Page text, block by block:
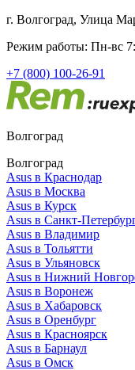
г. Волгоград, Улица
Режим работы: Пн-вс
+7 (800) 100-26-91
Волгоград
Волгоград
Asus в Краснодар
Asus в Москва
Asus в Курск
Asus в Санкт-
Asus в Владимир
Asus в Тольятти
Asus в Ульяновск
Asus в Нижний
Asus в Воронеж
Asus в Хабаровск
Asus в Оренбург
Asus в Красноярск
Asus в Барнаул
Asus в Омск